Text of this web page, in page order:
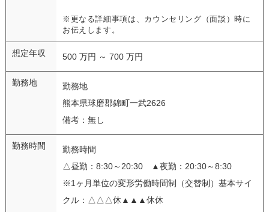
※更なる詳細事項は、カウンセリング（面談）時に
お伝えします。
想定年収 500 万円 ～ 700 万円
勤務地
勤務地
熊本県球磨郡錦町一武2626
備考：無し
勤務時間
勤務時間
△昼勤：8:30～20:30 ▲夜勤：20:30～8:30
※1ヶ月単位の変形労働時間制（交替制）基本サイ
クル：△△△休▲▲▲休休